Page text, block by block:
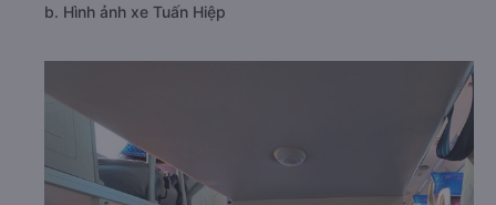
b. Hình ảnh xe Tuấn Hiệp